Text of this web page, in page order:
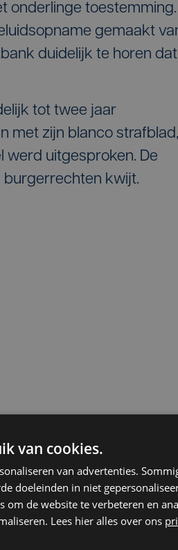
onderlinge
gemaakt
duidelijk te horen
tot twee jaar
met zijn blanco strafblad,
werd uitgesproken. De
burgerrechten kwijt.
van cookies.
van advertenties.
doeleinden in niet
de website te verbeteren en
Lees hier alles over ons